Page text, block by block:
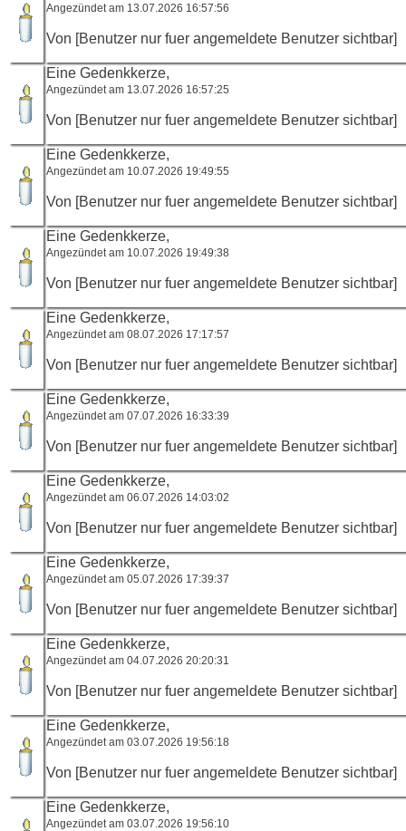
Angezündet am 13.07.2026 16:57:56
Von [Benutzer nur fuer angemeldete Benutzer sichtbar]
Eine Gedenkkerze,
Angezündet am 13.07.2026 16:57:25
Von [Benutzer nur fuer angemeldete Benutzer sichtbar]
Eine Gedenkkerze,
Angezündet am 10.07.2026 19:49:55
Von [Benutzer nur fuer angemeldete Benutzer sichtbar]
Eine Gedenkkerze,
Angezündet am 10.07.2026 19:49:38
Von [Benutzer nur fuer angemeldete Benutzer sichtbar]
Eine Gedenkkerze,
Angezündet am 08.07.2026 17:17:57
Von [Benutzer nur fuer angemeldete Benutzer sichtbar]
Eine Gedenkkerze,
Angezündet am 07.07.2026 16:33:39
Von [Benutzer nur fuer angemeldete Benutzer sichtbar]
Eine Gedenkkerze,
Angezündet am 06.07.2026 14:03:02
Von [Benutzer nur fuer angemeldete Benutzer sichtbar]
Eine Gedenkkerze,
Angezündet am 05.07.2026 17:39:37
Von [Benutzer nur fuer angemeldete Benutzer sichtbar]
Eine Gedenkkerze,
Angezündet am 04.07.2026 20:20:31
Von [Benutzer nur fuer angemeldete Benutzer sichtbar]
Eine Gedenkkerze,
Angezündet am 03.07.2026 19:56:18
Von [Benutzer nur fuer angemeldete Benutzer sichtbar]
Eine Gedenkkerze,
Angezündet am 03.07.2026 19:56:10